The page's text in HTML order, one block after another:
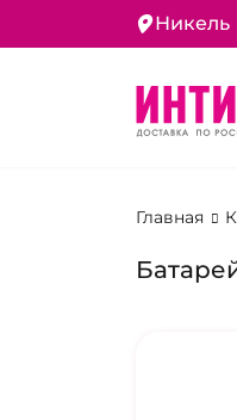
Никель
Главная